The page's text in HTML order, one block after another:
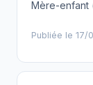
Mère-enfant
Publiée le 17/